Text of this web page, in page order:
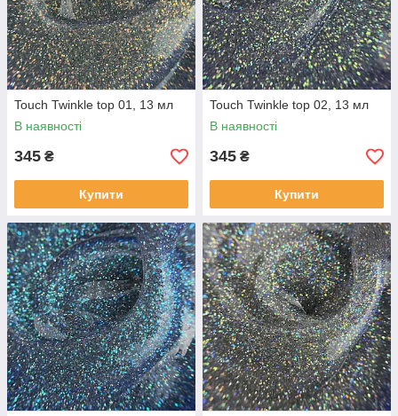
Touch Twinkle top 01, 13 мл
В наявності
345 ₴
Купити
Touch Twinkle top 02, 13 мл
В наявності
345 ₴
Купити